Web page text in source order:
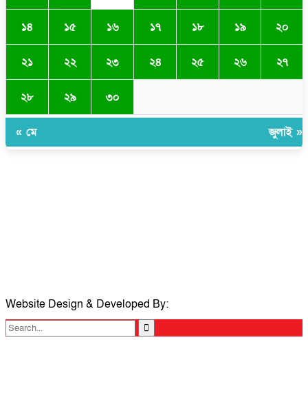
১৪ ১৫ ১৬ ১৭ ১৮ ১৯ ২০
২১ ২২ ২৩ ২৪ ২৫ ২৬ ২৭
২৮ ২৯ ৩০
« মে জুলাই »
Website Design & Developed By: